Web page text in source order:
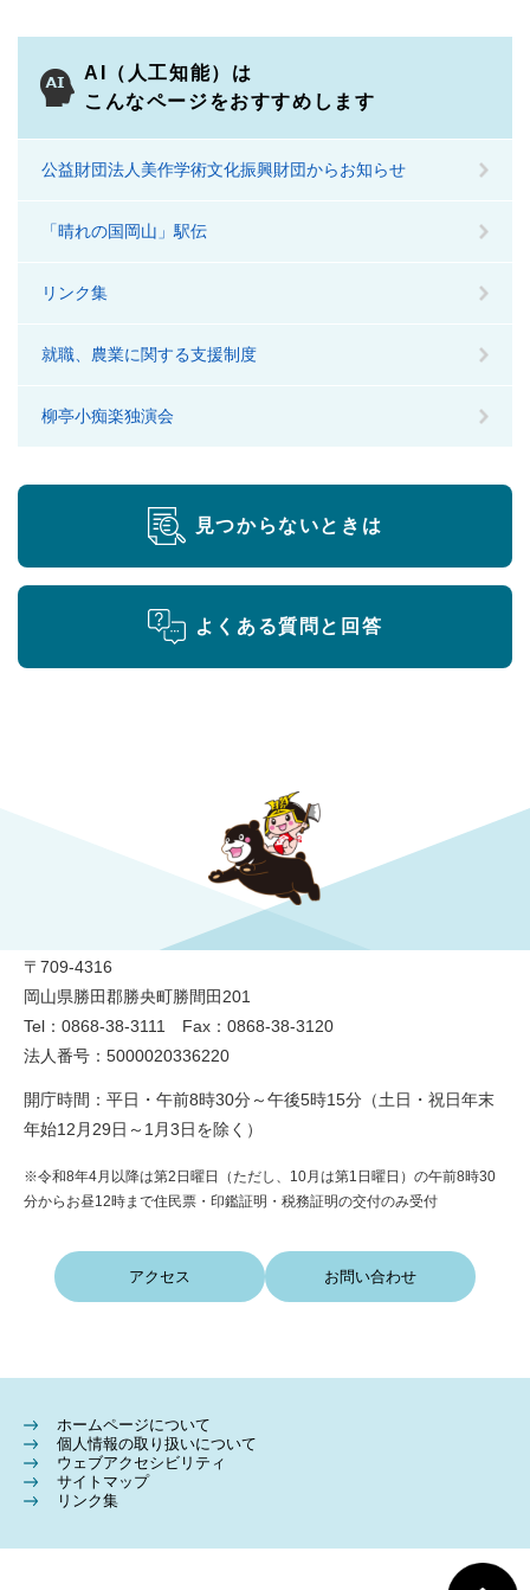
AI（人工知能）は
こんなページをおすすめします
公益財団法人美作学術文化振興財団からお知らせ
「晴れの国岡山」駅伝
リンク集
就職、農業に関する支援制度
柳亭小痴楽独演会
見つからないときは
よくある質問と回答
〒709-4316
岡山県勝田郡勝央町勝間田201
Tel：0868-38-3111 Fax：0868-38-3120
法人番号：5000020336220
開庁時間：平日・午前8時30分～午後5時15分（土日・祝日年末
年始12月29日～1月3日を除く）
※令和8年4月以降は第2日曜日（ただし、10月は第1日曜日）の午前8時30
分からお昼12時まで住民票・印鑑証明・税務証明の交付のみ受付
アクセス お問い合わせ
ホームページについて
個人情報の取り扱いについて
ウェブアクセシビリティ
サイトマップ
リンク集